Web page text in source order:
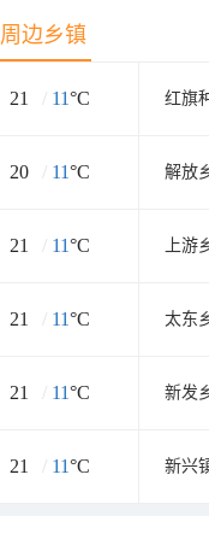
周边乡镇
21 / 11°C 红旗
20 / 11°C 解放
21 / 11°C 上游
21 / 11°C 太东
21 / 11°C 新发
21 / 11°C 新兴